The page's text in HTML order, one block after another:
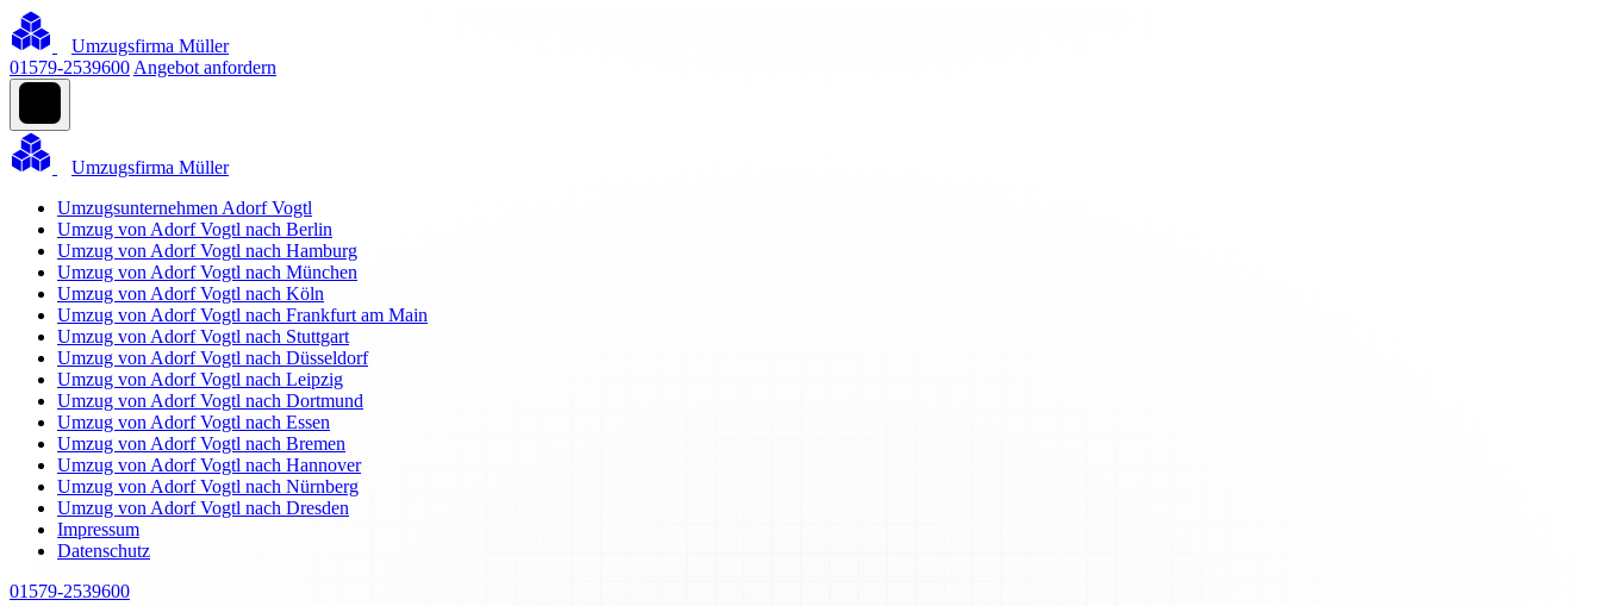
Umzugsfirma Müller
01579-2539600 Angebot anfordern
Umzugsfirma Müller
Umzugsunternehmen Adorf Vogtl
Umzug von Adorf Vogtl nach Berlin
Umzug von Adorf Vogtl nach Hamburg
Umzug von Adorf Vogtl nach München
Umzug von Adorf Vogtl nach Köln
Umzug von Adorf Vogtl nach Frankfurt am Main
Umzug von Adorf Vogtl nach Stuttgart
Umzug von Adorf Vogtl nach Düsseldorf
Umzug von Adorf Vogtl nach Leipzig
Umzug von Adorf Vogtl nach Dortmund
Umzug von Adorf Vogtl nach Essen
Umzug von Adorf Vogtl nach Bremen
Umzug von Adorf Vogtl nach Hannover
Umzug von Adorf Vogtl nach Nürnberg
Umzug von Adorf Vogtl nach Dresden
Impressum
Datenschutz
01579-2539600